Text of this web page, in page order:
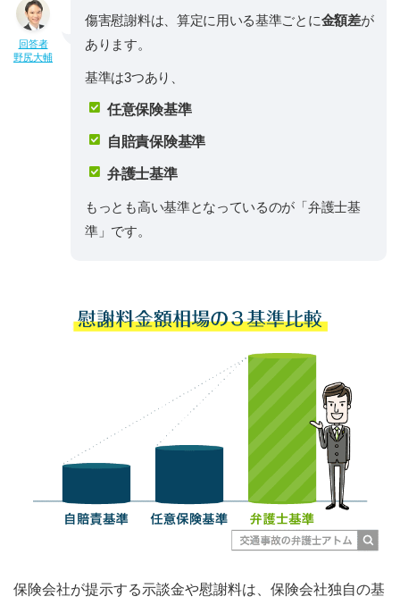
回答者
野尻大輔
傷害慰謝料は、算定に用いる基準ごとに金額差が
あります。
基準は3つあり、
任意保険基準
自賠責保険基準
弁護士基準
もっとも高い基準となっているのが「弁護士基
準」です。
保険会社が提示する示談金や慰謝料は、保険会社独自の基